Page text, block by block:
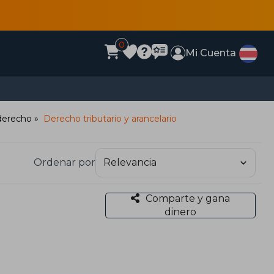
0
Mi Cuenta
Derecho tributario y arancelario
Ordenar por
Comparte y gana
dinero